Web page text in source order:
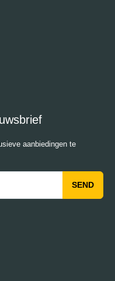
aanbiedingen te
SEND